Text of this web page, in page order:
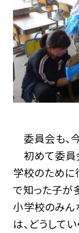
委員会も、
初めて委員
学校のために
で知った子が
小学校のみん
は、どうして